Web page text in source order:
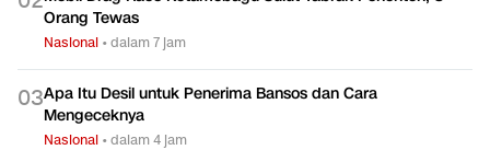
Orang Tewas
Nasional •dalam 7 jam
03Apa Itu Desil untuk Penerima Bansos dan Cara
Mengeceknya
Nasional •dalam 4 jam